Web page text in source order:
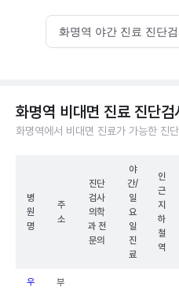
화명역 야간 진료 진단
화명역 비대면 진료 진단검
화명역에서 비대면 진료가 가능한 진
병
원
명
주
소
진단
검사
의학
과 전
문의
야
간/
일
요
일
진
료
인
근
지
하
철
역
우
부